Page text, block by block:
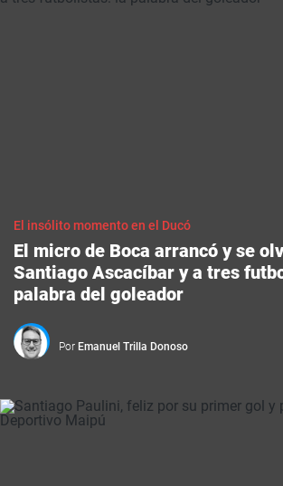
El insólito momento en el Ducó
El micro de Boca arrancó y se
Santiago Ascacíbar y a tres
palabra del goleador
Por Emanuel Trilla Donoso